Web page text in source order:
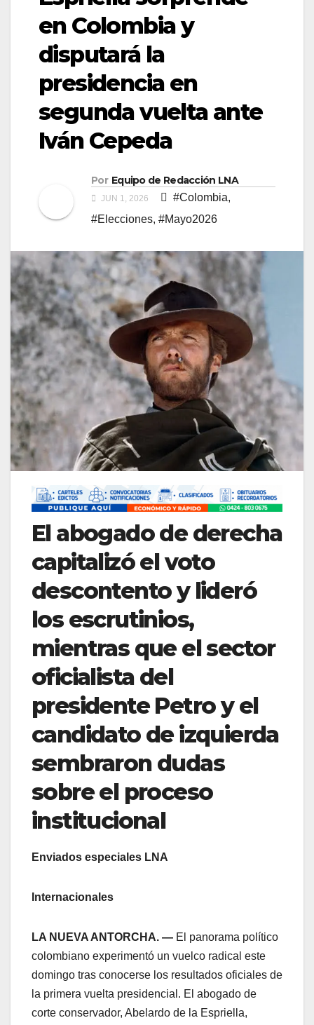
en Colombia y
disputará la
presidencia en
segunda vuelta ante
Iván Cepeda
Por Equipo de Redacción LNA
JUN 1, 2026 #Colombia,
#Elecciones, #Mayo2026
​El abogado de derecha
capitalizó el voto
descontento y lideró
los escrutinios,
mientras que el sector
oficialista del
presidente Petro y el
candidato de izquierda
sembraron dudas
sobre el proceso
institucional
Enviados especiales LNA
Internacionales
LA NUEVA ANTORCHA. — El panorama político
colombiano experimentó un vuelco radical este
domingo tras conocerse los resultados oficiales de
la primera vuelta presidencial. El abogado de
corte conservador, Abelardo de la Espriella,